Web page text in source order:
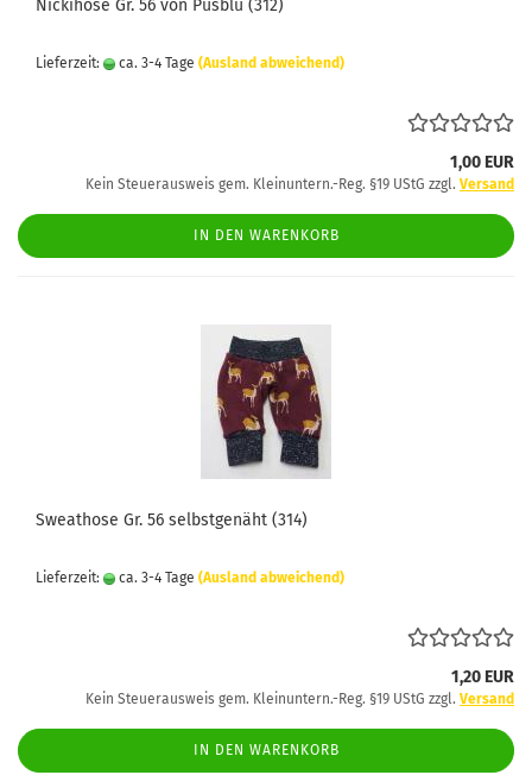
Nickihose Gr. 56 von Pusblu (312)
Lieferzeit: ca. 3-4 Tage (Ausland abweichend)
1,00 EUR
Kein Steuerausweis gem. Kleinuntern.-Reg. §19 UStG zzgl. Versand
IN DEN WARENKORB
Sweathose Gr. 56 selbstgenäht (314)
Lieferzeit: ca. 3-4 Tage (Ausland abweichend)
1,20 EUR
Kein Steuerausweis gem. Kleinuntern.-Reg. §19 UStG zzgl. Versand
IN DEN WARENKORB